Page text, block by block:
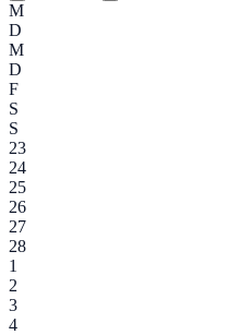
M
D
M
D
F
S
S
23
24
25
26
27
28
1
2
3
4